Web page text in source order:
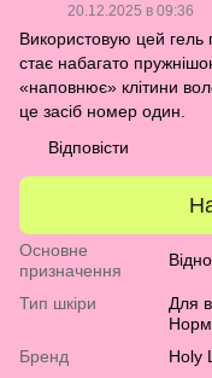
20.12.2025 в 09:36
Використовую цей гель
стає набагато
«наповнює» клітини
це засіб номер один.
Відповісти
Основне
призначення
Тип шкіри Для
Бренд
Holy